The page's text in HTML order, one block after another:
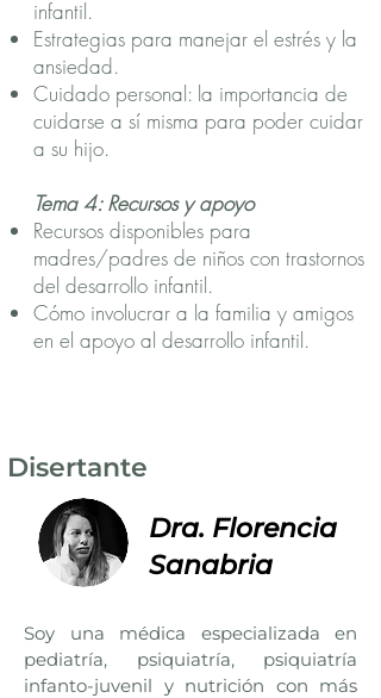
infantil.
Estrategias para manejar el estrés y la
ansiedad.
Cuidado personal: la importancia de
cuidarse a sí misma para poder cuidar
a su hijo.
Tema 4: Recursos y apoyo
Recursos disponibles para
madres/padres de niños con trastornos
del desarrollo infantil.
Cómo involucrar a la familia y amigos
en el apoyo al desarrollo infantil.
Disertante
Dra. Florencia
Sanabria
Soy una médica especializada en
pediatría, psiquiatría, psiquiatría
infanto-juvenil y nutrición con más